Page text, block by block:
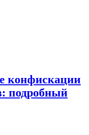
конфискации
подробный